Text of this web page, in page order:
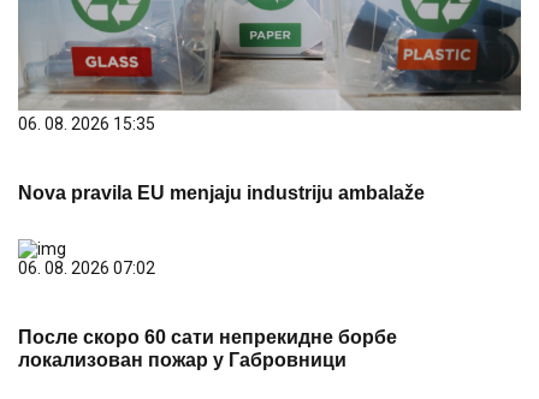
06. 08. 2026 15:35
Nova pravila EU menjaju industriju ambalaže
06. 08. 2026 07:02
После скоро 60 сати непрекидне борбе
локализован пожар у Габровници